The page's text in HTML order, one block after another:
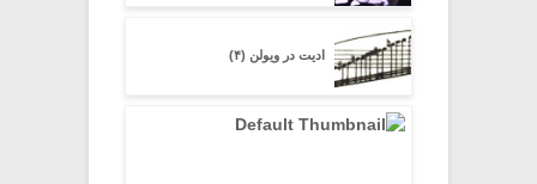
ادیت در ویولن (۴)